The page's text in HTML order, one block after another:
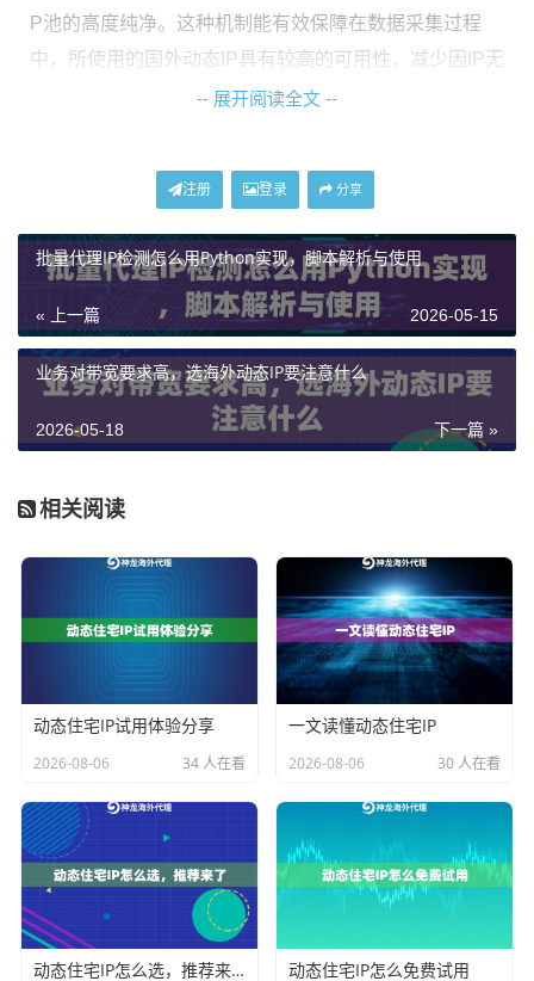
P池的高度纯净。这种机制能有效保障在数据采集过程
中，所使用的国外动态IP具有较高的可用性，减少因IP无
效而造成的任务失败。
态的采集任务，短效动态IP代理可能不太适合，而长效
的、企业级代理IP则能提供更持久的连接。我们的企业
池方案正是为满足此类更高业务标准而设计，能够为大
规模、持续性的数据采集提供稳定支撑。
IP池的规模与地理覆盖范围
第二个核心维度是IP池的规模及其地理覆盖的广度。大
规模数据采集，往往意味着需要模拟来自全球不同地区
个庞大的、覆盖广泛的IP池是完成这类任务的基础。
IP池的规模直接决定了资源的丰富程度。如果IP池太小，
在高并发采集任务下，很容易出现IP资源枯竭或重复使
用率过高的问题，从而迅速被目标站点封锁。我们的服
务拥有千万级规模的纯净代理IP池，能够支持无限提取
要来自特定国家或地区的IP地址。例如，进行本地化的
市场调研或价格监控，就必须使用对应地区的住宅IP代
理来获取最准确的信息。神龙海外动态IP的代理资源覆
盖全球200多个国家和地区，无论是需要北美、欧洲还是
其他地区的国外住宅IP，都能灵活调配，帮助您高效获
-- 展开阅读全文 --
注册 登录 分享
批量代理IP检测怎么用Python实现，脚本解析与使用
« 上一篇 2026-05-15
业务对带宽要求高，选海外动态IP要注意什么
下一篇 »
2026-05-18
相关阅读
动态住宅IP试用体验分享
2026-08-06 34 人在看
一文读懂动态住宅IP
2026-08-06 30 人在看
动态住宅IP怎么选，推荐来了 动态住宅IP怎么免费试用